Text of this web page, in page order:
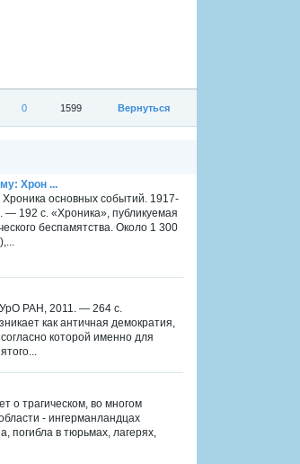
Вернуться
1599
0
Хрон ...
основных событий. 1917-
192 с. «Хроника», публикуемая
беспамятства. Около 1 300
РАН, 2011. — 264 с.
как античная демократия,
которой именно для
о трагическом, во многом
- ингерманландцах
погибла в тюрьмах, лагерях,